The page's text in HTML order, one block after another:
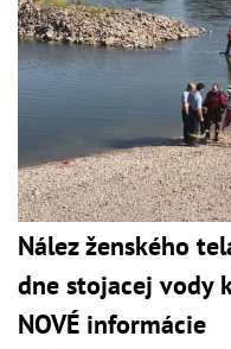
Nález ženského
dne stojacej vody
NOVÉ informácie